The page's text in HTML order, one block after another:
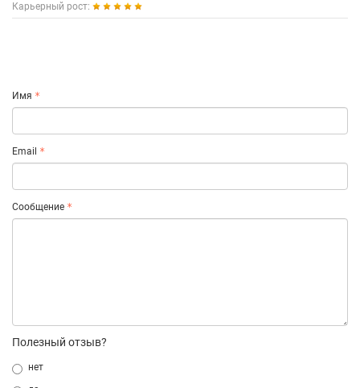
Карьерный рост:
Имя
Email
Сообщение
Полезный отзыв?
нет